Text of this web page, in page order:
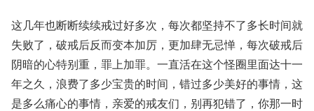
这几年也断断续续戒过好多次，每次都坚持不了多长时间就
失败了，破戒后反而变本加厉，更加肆无忌惮，每次破戒后
阴暗的心特别重，罪上加罪。一直活在这个怪圈里面达十一
年之久，浪费了多少宝贵的时间，错过多少美好的事情，这
是多么痛心的事情，亲爱的戒友们，别再犯错了，你那一时